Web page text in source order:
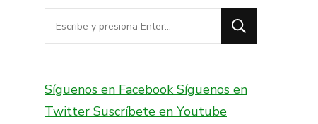
¿Buscas
algo?
Síguenos en FacebookSíguenos en
Twitter Suscríbete en Youtube